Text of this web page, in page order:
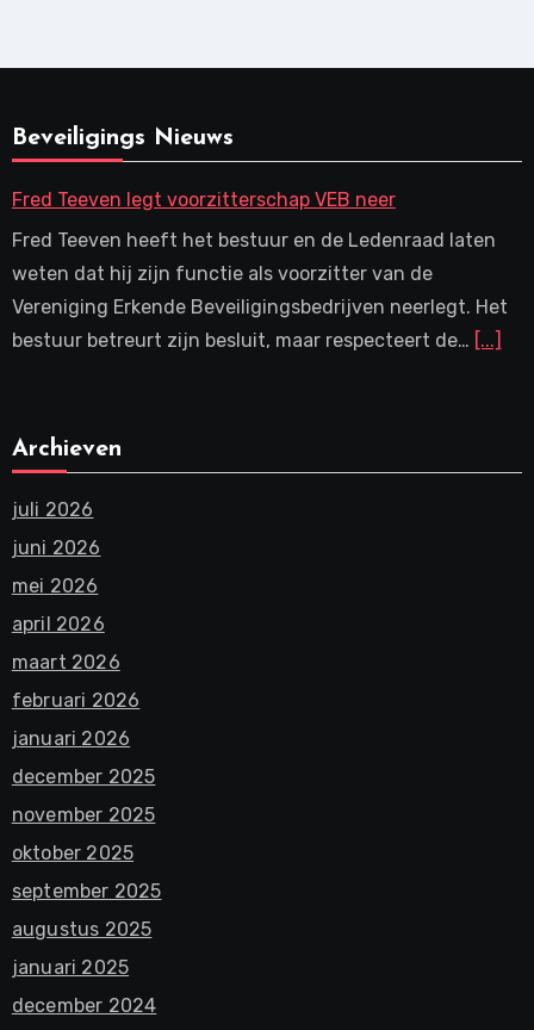
Beveiligings Nieuws
Fred Teeven legt voorzitterschap VEB neer
Fred Teeven heeft het bestuur en de Ledenraad laten
weten dat hij zijn functie als voorzitter van de
Vereniging Erkende Beveiligingsbedrijven neerlegt. Het
bestuur betreurt zijn besluit, maar respecteert de… [...]
Archieven
juli 2026
juni 2026
mei 2026
april 2026
maart 2026
februari 2026
januari 2026
december 2025
november 2025
oktober 2025
september 2025
augustus 2025
januari 2025
december 2024